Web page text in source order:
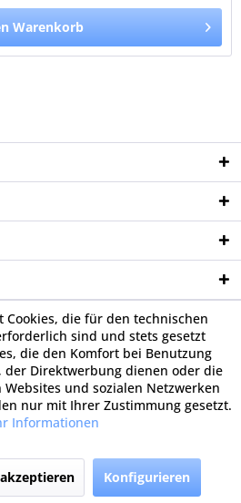
Warenkorb
Cookies, die für den technischen
sind und stets gesetzt
die den Komfort bei Benutzung
der Direktwerbung dienen oder die
und sozialen Netzwerken
nur mit Ihrer Zustimmung gesetzt.
Informationen
Konfigurieren